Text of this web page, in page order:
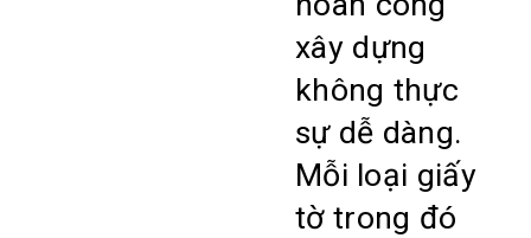
xây dựng
không thực
sự dễ dàng.
Mỗi loại giấy
tờ trong đó